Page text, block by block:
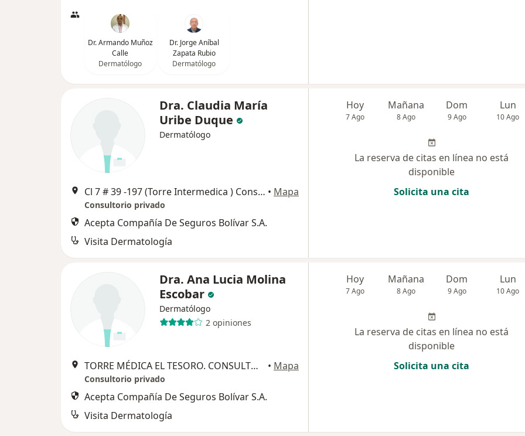
Dr. Armando Muñoz
Calle
Dermatólogo
Dr. Jorge Aníbal
Zapata Rubio
Dermatólogo
Dra. Claudia María
Uribe Duque
Dermatólogo
Cl 7 # 39 -197 (Torre Intermedica ) Consultorio 1503, Medellín • Mapa
Consultorio privado
Acepta Compañía De Seguros Bolívar S.A.
Visita Dermatología
Hoy
7 Ago
Mañana
8 Ago
Dom
9 Ago
Lun
10 Ago
La reserva de citas en línea no está
disponible
Solicita una cita
Dra. Ana Lucia Molina
Escobar
Dermatólogo
2 opiniones
TORRE MÉDICA EL TESORO. CONSULTORIO 726. CARRERA 25 A 1 A SUR 45, Medellín • Mapa
Consultorio privado
Acepta Compañía De Seguros Bolívar S.A.
Visita Dermatología
Hoy
7 Ago
Mañana
8 Ago
Dom
9 Ago
Lun
10 Ago
La reserva de citas en línea no está
disponible
Solicita una cita